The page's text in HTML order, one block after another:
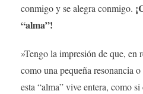
conmigo y se alegra conmigo.
“alma”!
»Tengo la impresión de que, en
como una pequeña resonancia
esta “alma” vive entera, como